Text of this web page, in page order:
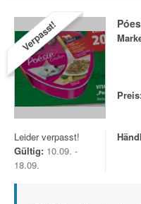
Verpasst!
Leider verpasst!
Gültig: 10.09. -
18.09.